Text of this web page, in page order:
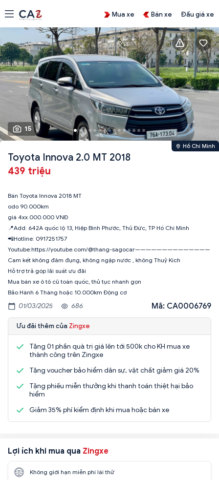
Mua xe Bán xe Đấu giá xe
15
Hồ Chí Minh
Toyota Innova 2.0 MT 2018
439 triệu
Bán Toyota Innova 2018 MT
odo 90.000km
giá 4xx.000.000 VNĐ
📍Add: 642A quốc lộ 13, Hiệp Bình Phước, Thủ Đức, TP Hồ Chí Minh
📲Hotline: 0917251757
Youtube:https://youtube.com/@thang-sagocar——————————————
Cam kết không đâm đụng, không ngập nước , không Thuỷ Kích
Hỗ trợ trả góp lãi suất ưu đãi
Mua bán xe ô tô cũ toàn quốc, thủ tục nhanh gọn
Bảo Hành 6 Tháng hoặc 10.000km Động cơ
01/03/2025 686 Mã: CA0006769
Ưu đãi thêm của Zingxe
Tặng 01 phần quà trị giá lên tới 500k cho KH mua xe
thành công trên Zingxe
Tặng voucher bảo hiểm dân sự, vật chất giảm giá 20%
Tặng phiếu miễn thưởng khi thanh toán thiệt hại bảo
hiểm
Giảm 35% phí kiểm định khi mua hoặc bán xe
Lợi ích khi mua qua Zingxe
Không giới hạn miễn phí lái thử